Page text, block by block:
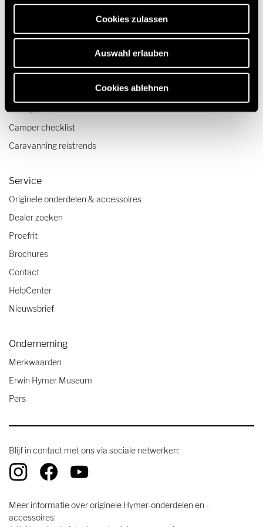
erforderlich sind.
Cookies zulassen
Auswahl erlauben
Cookies ablehnen
Quickstart campervideo's
Camper en Buscamper Configurator
Reizen & Beleven
Reistips
Camper checklist
Caravanning reistrends
Service
Originele onderdelen & accessoires
Dealer zoeken
Proefrit
Brochures
Contact
HelpCenter
Nieuwsbrief
Onderneming
Merkwaarden
Erwin Hymer Museum
Pers
Blijf in contact met ons via sociale netwerken:
Meer informatie over originele Hymer-onderdelen en -
accessoires: